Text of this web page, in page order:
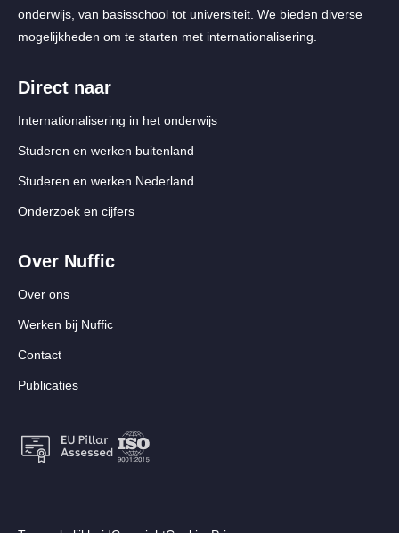
onderwijs, van basisschool tot universiteit. We bieden diverse
mogelijkheden om te starten met internationalisering.
Direct naar
Internationalisering in het onderwijs
Studeren en werken buitenland
Studeren en werken Nederland
Onderzoek en cijfers
Over Nuffic
Over ons
Werken bij Nuffic
Contact
Publicaties